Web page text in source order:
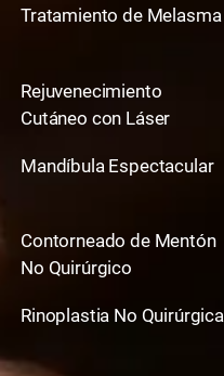
Tratamiento de Melasma
Rejuvenecimiento
Cutáneo con Láser
Mandíbula Espectacular
Contorneado de Mentón
No Quirúrgico
Rinoplastia No Quirúrgica